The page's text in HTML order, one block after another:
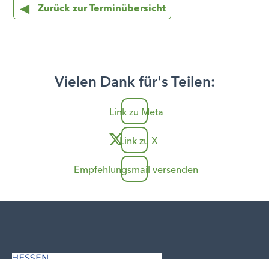
Zurück zur Terminübersicht
Vielen Dank für's Teilen:
Link zu Meta
Link zu X
Empfehlungsmail versenden